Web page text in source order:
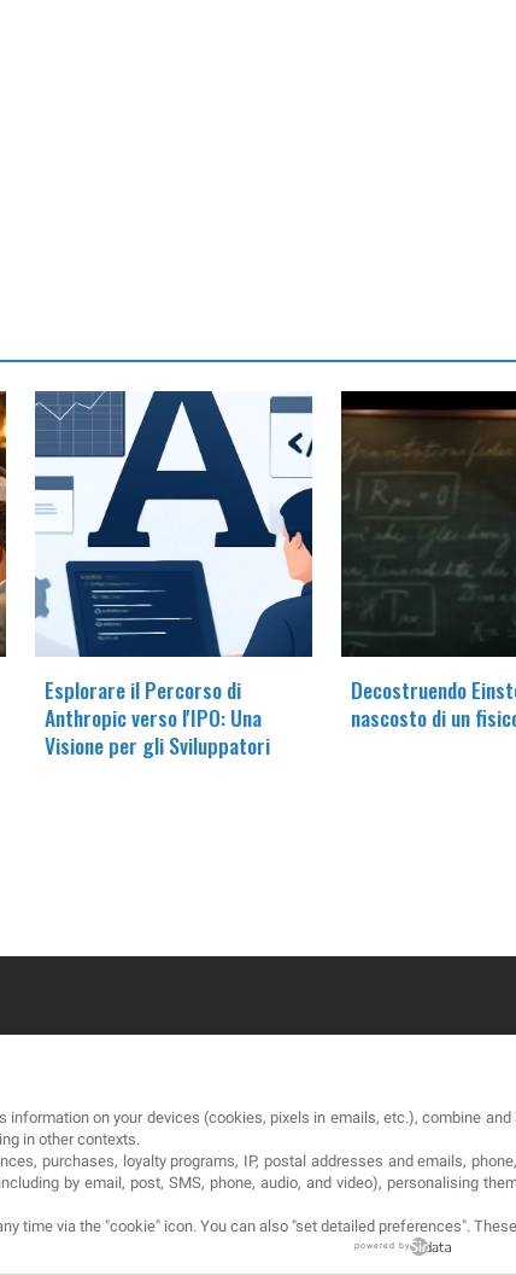
Esplorare il Percorso di
Anthropic verso l'IPO: Una
Visione per gli Sviluppatori
Decostruendo
nascosto di un
S.L.
Blog
information on your devices (cookies, pixels in emails, etc.), combine
in other contexts.
purchases, loyalty programs, IP, postal addresses and emails,
by email, post, SMS, phone, audio, and video), personalising
time via the "cookie" icon. You can also "set detailed preferences".
powered by